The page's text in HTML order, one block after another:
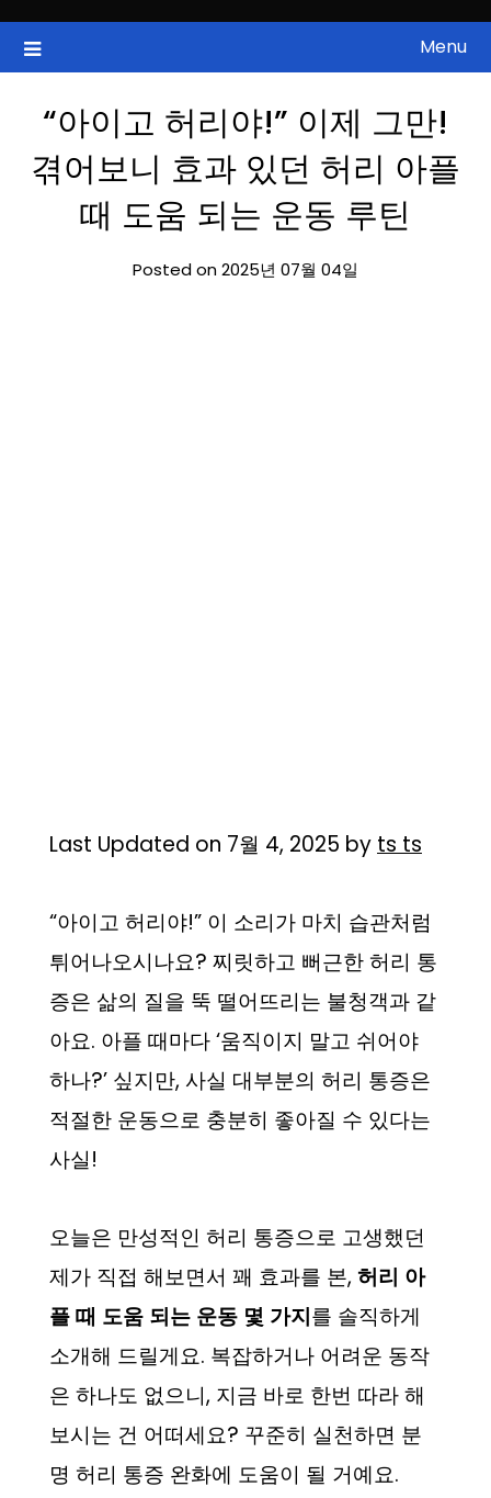
content
ZAN 주식정보
국내증시, 해외증시, 급등주, 낙폭과대, 골든크로스, 상한가, 하한가 등
의 주식 정보.
Menu
“아이고 허리야!” 이제 그만!
겪어보니 효과 있던 허리 아플
때 도움 되는 운동 루틴
Posted on 2025년 07월 04일
Last Updated on 7월 4, 2025 by ts ts
“아이고 허리야!” 이 소리가 마치 습관처럼
튀어나오시나요? 찌릿하고 뻐근한 허리 통
증은 삶의 질을 뚝 떨어뜨리는 불청객과 같
아요. 아플 때마다 ‘움직이지 말고 쉬어야
하나?’ 싶지만, 사실 대부분의 허리 통증은
적절한 운동으로 충분히 좋아질 수 있다는
사실!
오늘은 만성적인 허리 통증으로 고생했던
제가 직접 해보면서 꽤 효과를 본, 허리 아
플 때 도움 되는 운동 몇 가지를 솔직하게
소개해 드릴게요. 복잡하거나 어려운 동작
은 하나도 없으니, 지금 바로 한번 따라 해
보시는 건 어떠세요? 꾸준히 실천하면 분
명 허리 통증 완화에 도움이 될 거예요.